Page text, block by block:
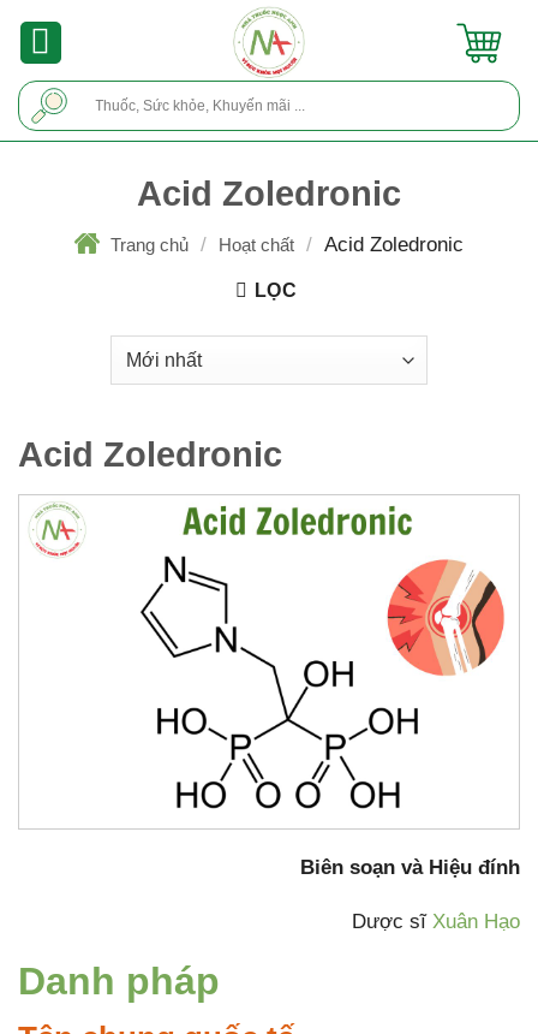
Acid Zoledronic
Trang chủ / Hoạt chất / Acid Zoledronic
LỌC
Acid Zoledronic
Biên soạn và Hiệu đính
Dược sĩXuân Hạo
Danh pháp